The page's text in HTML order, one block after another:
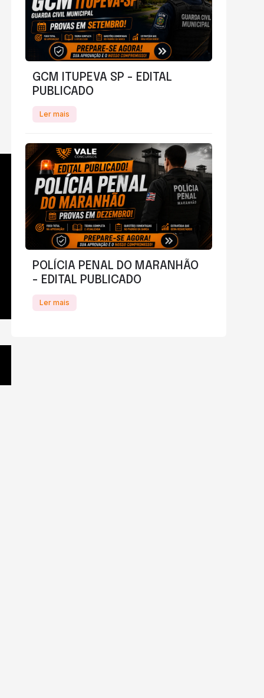
GCM ITUPEVA SP - EDITAL
PUBLICADO
Ler mais
POLÍCIA PENAL DO MARANHÃO
- EDITAL PUBLICADO
Ler mais